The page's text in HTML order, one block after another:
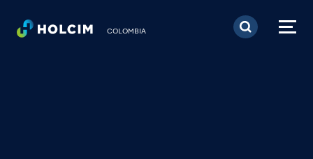
Pasar al contenido
COLOMBIA